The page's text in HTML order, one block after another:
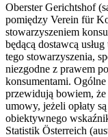
Oberster Gerichtshof
pomiędzy Verein für
stowarzyszeniem
będącą dostawcą
tego stowarzyszenia,
niezgodne z prawem
konsumentami.
przewidują bowiem,
umowy, jeżeli opłaty
obiektywnego
Statistik Österreich